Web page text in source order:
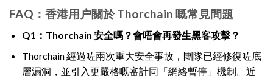
FAQ：香港用户關於 Thorchain 嘅常見問題
Q1：Thorchain 安全嗎？會唔會再發生黑客攻擊？
Thorchain 經過咗兩次重大安全事故，團隊已經修復咗底
層漏洞，並引入更嚴格嘅審計同「網絡暫停」機制。近